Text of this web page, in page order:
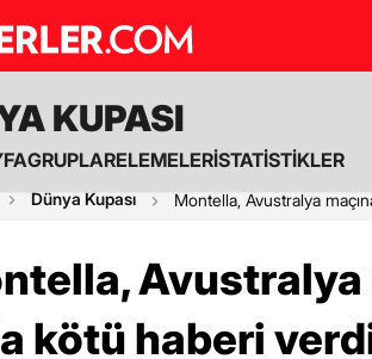
KUPASI
GRUPLARELEMELERİSTATİSTİKLER
Dünya Kupası Montella, Avustralya
Avustralya
kötü haberi